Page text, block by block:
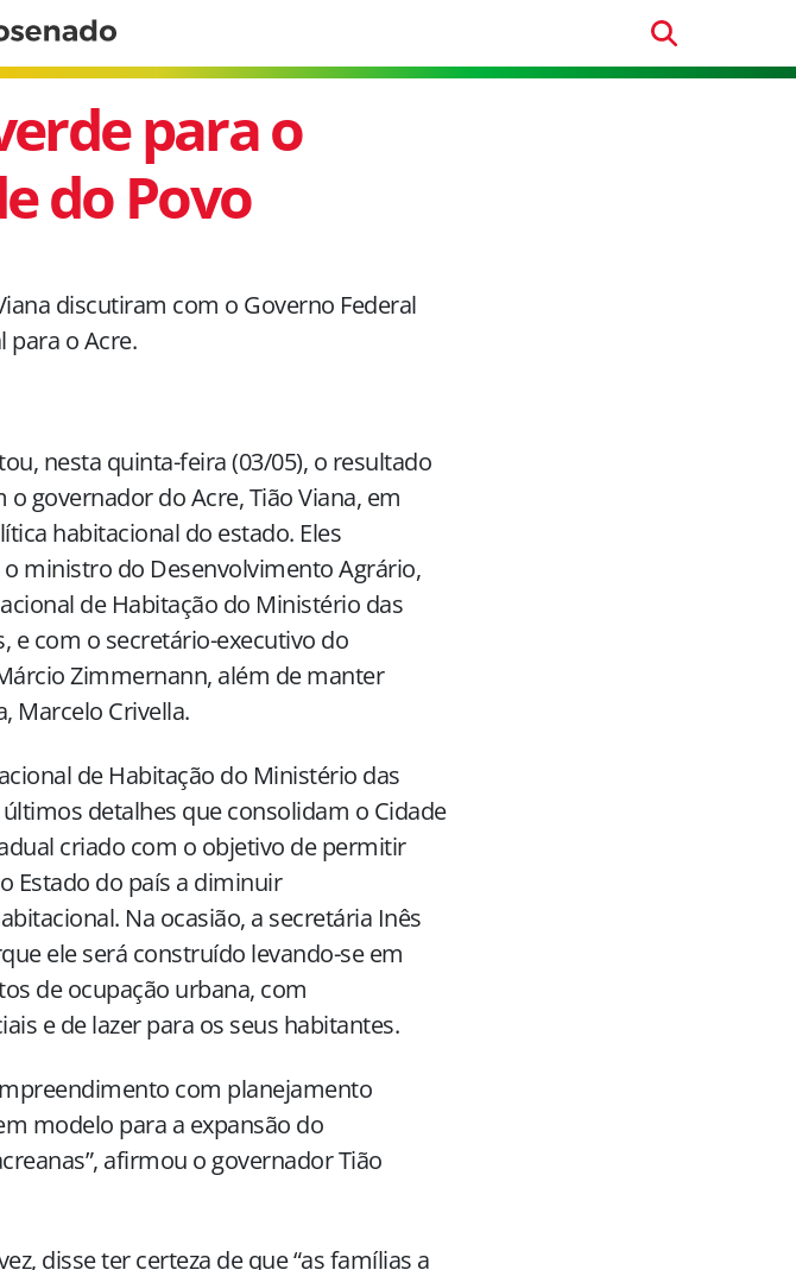
para o
do Povo
discutiram com o Governo Federal
para o Acre.
nesta quinta-feira (03/05), o resultado
governador do Acre, Tião Viana, em
habitacional do estado. Eles
ministro do Desenvolvimento Agrário,
de Habitação do Ministério das
e com o secretário-executivo do
Zimmernann, além de manter
Marcelo Crivella.
de Habitação do Ministério das
detalhes que consolidam o Cidade
criado com o objetivo de permitir
Estado do país a diminuir
Na ocasião, a secretária Inês
ele será construído levando-se em
de ocupação urbana, com
e de lazer para os seus habitantes.
com planejamento
modelo para a expansão do
afirmou o governador Tião
disse ter certeza de que “as famílias a